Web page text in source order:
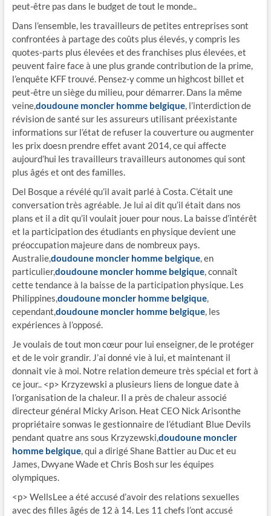
peut-être pas dans le budget de tout le monde..
Dans l’ensemble, les travailleurs de petites entreprises sont
confrontées à partage des coûts plus élevés, y compris les
quotes-parts plus élevées et des franchises plus élevées, et
peuvent faire face à une plus grande contribution de la prime,
l’enquête KFF trouvé. Pensez-y comme un highcost billet et
peut-être un siège du milieu, pour démarrer. Dans la même
veine,doudoune moncler homme belgique, l’interdiction de
révision de santé sur les assureurs utilisant préexistante
informations sur l’état de refuser la couverture ou augmenter
les prix doesn prendre effet avant 2014, ce qui affecte
aujourd’hui les travailleurs travailleurs autonomes qui sont
plus âgés et ont des familles.
Del Bosque a révélé qu’il avait parlé à Costa. C’était une
conversation très agréable. Je lui ai dit qu’il était dans nos
plans et il a dit qu’il voulait jouer pour nous. La baisse d’intérêt
et la participation des étudiants en physique devient une
préoccupation majeure dans de nombreux pays.
Australie,doudoune moncler homme belgique, en
particulier,doudoune moncler homme belgique, connaît
cette tendance à la baisse de la participation physique. Les
Philippines,doudoune moncler homme belgique,
cependant,doudoune moncler homme belgique, les
expériences à l’opposé.
Je voulais de tout mon cœur pour lui enseigner, de le protéger
et de le voir grandir. J’ai donné vie à lui, et maintenant il
donnait vie à moi. Notre relation demeure très spécial et fort à
ce jour.. <p> Krzyzewski a plusieurs liens de longue date à
l’organisation de la chaleur. Il a près de chaleur associé
directeur général Micky Arison. Heat CEO Nick Arisonthe
propriétaire sonwas le gestionnaire de l’étudiant Blue Devils
pendant quatre ans sous Krzyzewski,doudoune moncler
homme belgique, qui a dirigé Shane Battier au Duc et eu
James, Dwyane Wade et Chris Bosh sur les équipes
olympiques.
<p> WellsLee a été accusé d’avoir des relations sexuelles
avec des filles âgés de 12 à 14. Les 11 chefs l’ont accusé